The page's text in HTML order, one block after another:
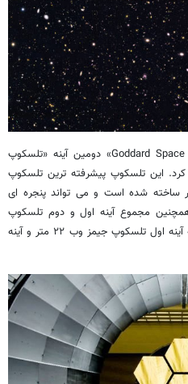
*سازمان ناسا در مرکز فضایی «Goddard Space Flight» دومین آینه «تلسکوپ
این تلسکوپ پیشرفته ترین تلسکوپ
شده است و می تواند پنجره ای
مجموع آینه اول و دوم تلسکوپ
هابل ۱۳ متر است این درحالی است که آینه اول تلسکوپ جیمز وب ۲۲ متر و آینه